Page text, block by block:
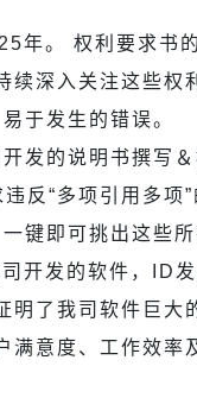
年。 权利要求书
深入关注这些权
于发生的错误。
发的说明书撰写＆
反“多项引用多项
键即可挑出这些所
开发的软件，ID
了我司软件巨大
意度、工作效率